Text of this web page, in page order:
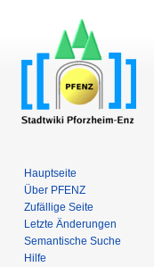
Hauptseite
Über PFENZ
Zufällige Seite
Letzte Änderungen
Semantische Suche
Hilfe